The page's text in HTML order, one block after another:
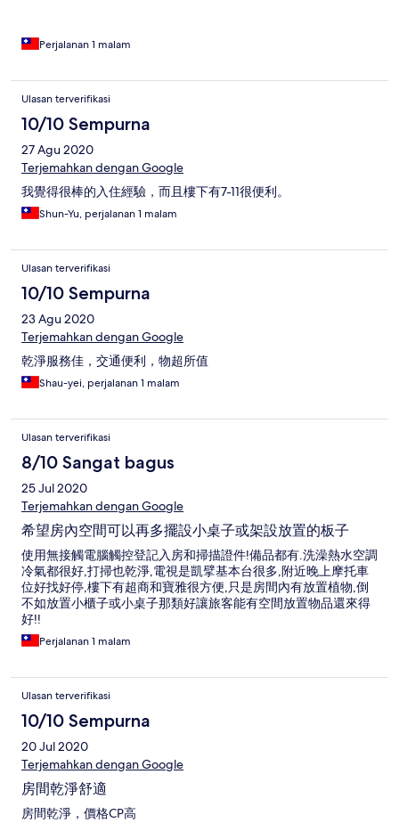
Perjalanan 1 malam
Ulasan terverifikasi
10/10 Sempurna
27 Agu 2020
Terjemahkan dengan Google
我覺得很棒的入住經驗，而且樓下有7-11很便利。
Shun-Yu, perjalanan 1 malam
Ulasan terverifikasi
10/10 Sempurna
23 Agu 2020
Terjemahkan dengan Google
乾淨服務佳，交通便利，物超所值
Shau-yei, perjalanan 1 malam
Ulasan terverifikasi
8/10 Sangat bagus
25 Jul 2020
Terjemahkan dengan Google
希望房內空間可以再多擺設小桌子或架設放置的板子
使用無接觸電腦觸控登記入房和掃描證件!備品都有.洗澡熱水空調
冷氣都很好,打掃也乾淨,電視是凱擘基本台很多,附近晚上摩托車
位好找好停,樓下有超商和寶雅很方便,只是房間內有放置植物,倒
不如放置小櫃子或小桌子那類好讓旅客能有空間放置物品還來得
好!!
Perjalanan 1 malam
Ulasan terverifikasi
10/10 Sempurna
20 Jul 2020
Terjemahkan dengan Google
房間乾淨舒適
房間乾淨，價格CP高